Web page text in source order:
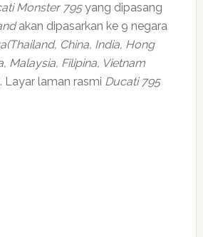
Monster 795yang dipasang
akan dipasarkan ke 9 negara
China, India, Hong
Malaysia, Filipina, Vietnam
Layar laman rasmi Ducati 795